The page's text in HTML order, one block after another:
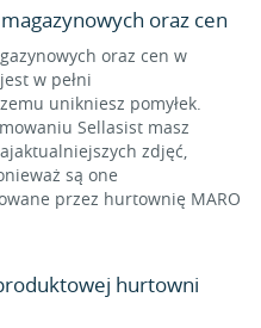
oraz cen
oraz cen w
w pełni
unikniesz pomyłek.
Sellasist masz
zdjęć,
są one
przez hurtownię MARO
hurtowni